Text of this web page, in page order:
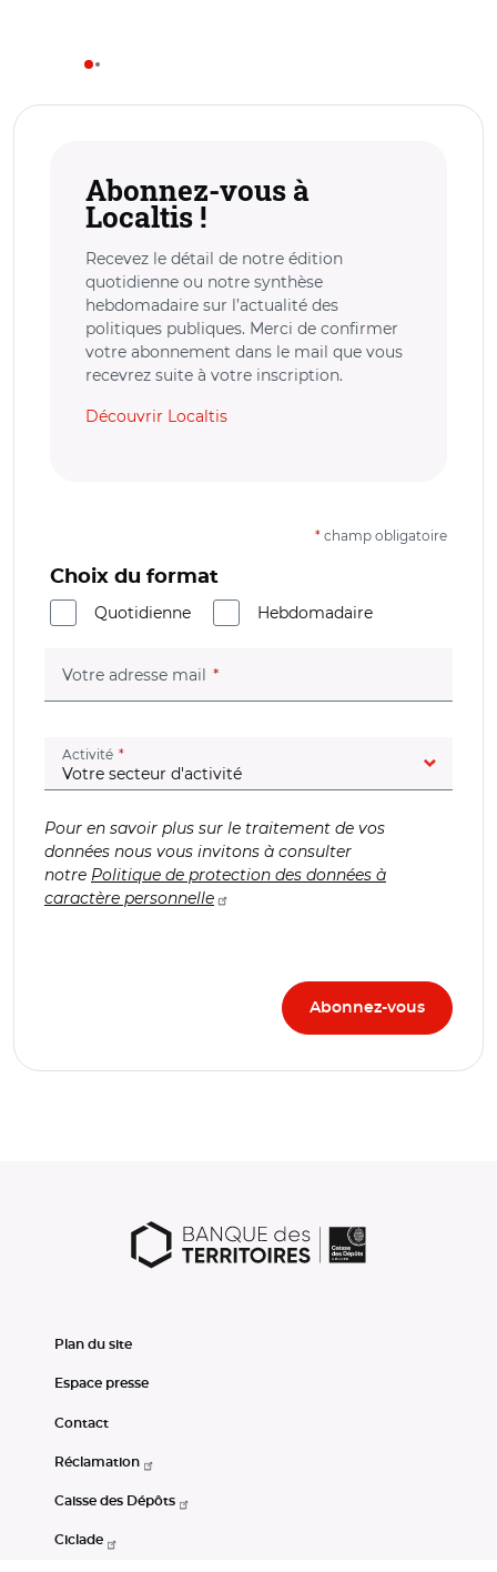
Abonnez-vous à
Localtis !
Recevez le détail de notre édition
quotidienne ou notre synthèse
hebdomadaire sur l’actualité des
politiques publiques. Merci de confirmer
votre abonnement dans le mail que vous
recevrez suite à votre inscription.
Découvrir Localtis
* champ obligatoire
Choix du format
Quotidienne
Hebdomadaire
Votre adresse mail (champ obligatoire)
Activité (champ obligatoire)
Pour en savoir plus sur le traitement de vos
données nous vous invitons à consulter
notre Politique de protection des données à
caractère personnelle
Plan du site
Espace presse
Contact
Réclamation
Caisse des Dépôts
Ciclade